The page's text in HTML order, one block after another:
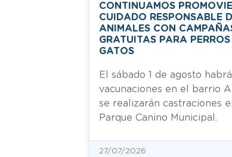
CONTINUAMOS
CUIDADO RESPONSABLE
ANIMALES CON
GRATUITAS PARA PERROS
GATOS
El sábado 1 de agosto habrá
vacunaciones en el barrio
se realizarán castraciones
Parque Canino Municipal.
27/07/2026